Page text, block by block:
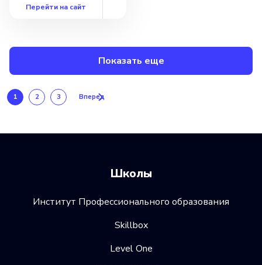
Перейти на сайт
Показать еще
1 2 3 Вперед
Школы
Институт Профессионального образования
Skillbox
Level One